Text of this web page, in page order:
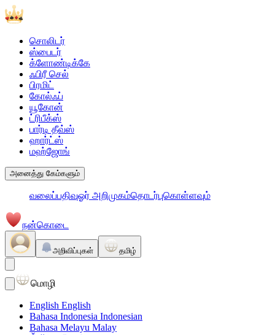
சொலிடர்
ஸ்பைடர்
க்ளோண்டிக்கே
ஃபிரீ செல்
பிரமிட்
கோல்ஃப்
யூகோன்
ட்ரிபீக்ஸ்
பார்டி தீவ்ஸ்
ஹார்ட்ஸ்
மஹ்ஜோங்
அனைத்து கேம்களும்
வலைப்பதிவுஓர் அறிமுகம்தொடர்புகொள்ளவும்
நன்கொடை
அறிவிப்புகள் தமிழ்
மொழி
English English
Bahasa Indonesia Indonesian
Bahasa Melayu Malay